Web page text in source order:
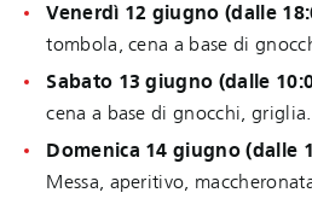
Venerdì 12 giugno (dalle
tombola, cena a base di
Sabato 13 giugno (dalle
cena a base di gnocchi, griglia.
Domenica 14 giugno (dalle
Messa, aperitivo,